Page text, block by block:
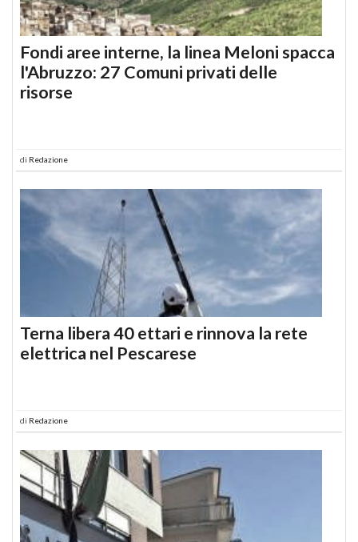
Fondi aree interne, la linea Meloni spacca
l'Abruzzo: 27 Comuni privati delle
risorse
di Redazione
Terna libera 40 ettari e rinnova la rete
elettrica nel Pescarese
di Redazione